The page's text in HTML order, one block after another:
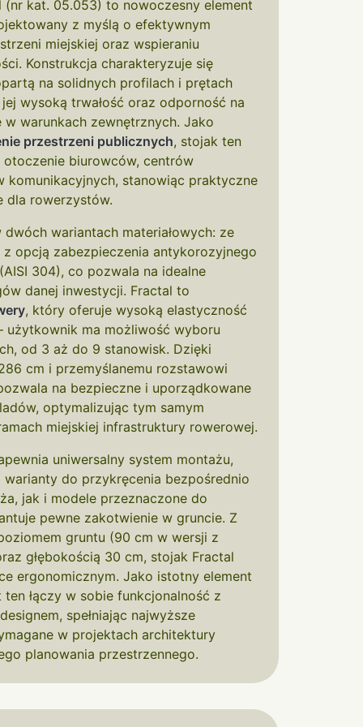
kat. 05.053) to nowoczesny element
z myślą o efektywnym
miejskiej oraz wspieraniu
Konstrukcja charakteryzuje się
na solidnych profilach i prętach
wysoką trwałość oraz odporność na
warunkach zewnętrznych. Jako
przestrzeni publicznych, stojak ten
biurowców, centrów
komunikacyjnych, stanowiąc praktyczne
dla rowerzystów.
wariantach materiałowych: ze
opcją zabezpieczenia antykorozyjnego
304), co pozwala na idealne
danej inwestycji. Fractal to
, który oferuje wysoką elastyczność
użytkownik ma możliwość wyboru
od 3 aż do 9 stanowisk. Dzięki
cm i przemyślanemu rozstawowi
na bezpieczne i uporządkowane
optymalizując tym samym
miejskiej infrastruktury rowerowej.
uniwersalny system montażu,
do przykręcenia bezpośrednio
jak i modele przeznaczone do
pewne zakotwienie w gruncie. Z
gruntu (90 cm w wersji z
głębokością 30 cm, stojak Fractal
ergonomicznym. Jako istotny element
ten łączy w sobie funkcjonalność z
spełniając najwyższe
w projektach architektury
planowania przestrzennego.